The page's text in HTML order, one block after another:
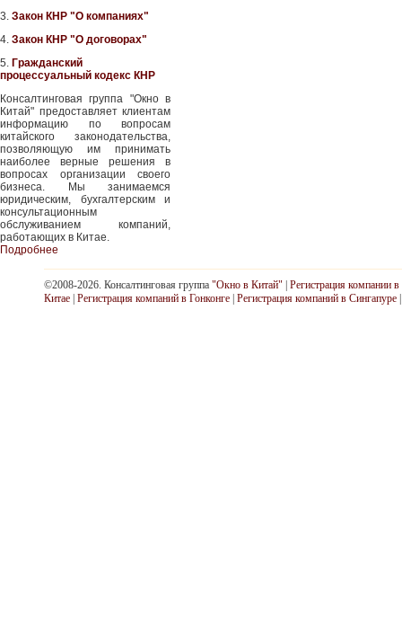
3. Закон КНР "О компаниях"
4. Закон КНР "О договорах"
5. Гражданский
процессуальный кодекс КНР
Консалтинговая группа "Окно в
Китай" предоставляет клиентам
информацию по вопросам
китайского законодательства,
позволяющую им принимать
наиболее верные решения в
вопросах организации своего
бизнеса. Мы занимаемся
юридическим, бухгалтерским и
консультационным
обслуживанием компаний,
работающих в Китае.
Подробнее
©2008-2026. Консалтинговая группа "Окно в Китай" | Регистрация компании в
Китае | Регистрация компаний в Гонконге | Регистрация компаний в Сингапуре